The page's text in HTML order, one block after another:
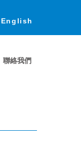
English
聯絡我們